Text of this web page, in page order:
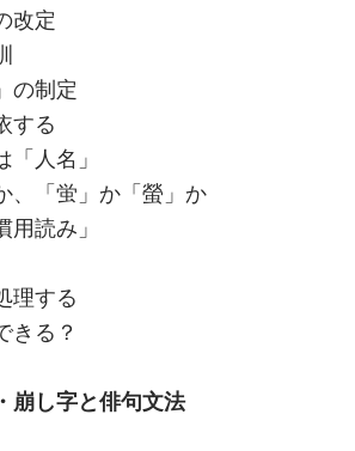
改定
の制定
する
人名」
、「蛍」か「螢」か
読み」
理する
きる？
崩し字と俳句文法